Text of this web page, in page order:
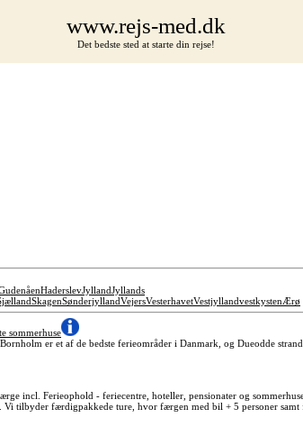
www.rejs-med.dk
Det bedste sted at starte din rejse!
HaderslevJyllandJyllands
SkagenSønderjyllandVejersVesterhavetVestjyllandvestkystenÆrø
sommerhuse
er et af de bedste ferieområder i Danmark, og Dueodde
incl. Ferieophold - feriecentre, hoteller, pensionater og
tilbyder færdigpakkede ture, hvor færgen med bil + 5 personer